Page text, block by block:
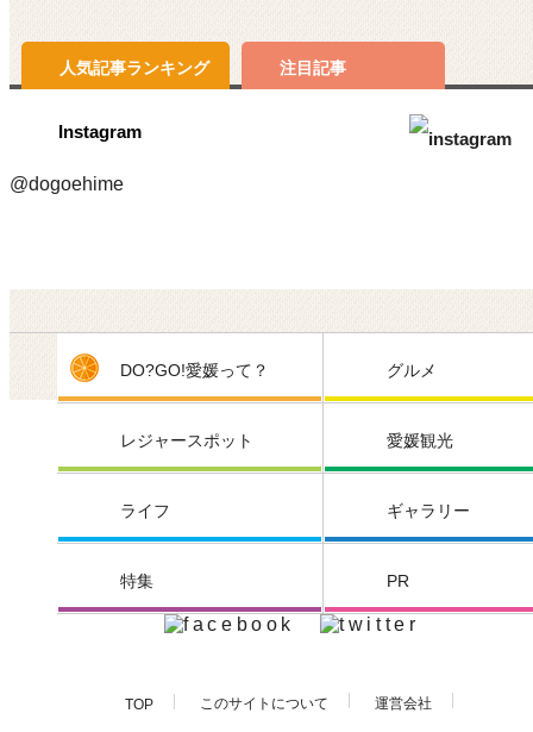
人気記事ランキング 注目記事
Instagram
@dogoehime
DO?GO!愛媛って？ グルメ
レジャースポット 愛媛観光
ライフ ギャラリー
特集 PR
TOP このサイトについて 運営会社